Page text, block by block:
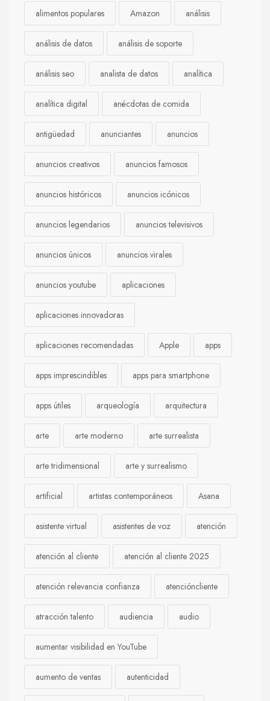
alimentos populares Amazon análisis
análisis de datos análisis de soporte
análisis seo analista de datos analítica
analítica digital anécdotas de comida
antigüedad anunciantes anuncios
anuncios creativos anuncios famosos
anuncios históricos anuncios icónicos
anuncios legendarios anuncios televisivos
anuncios únicos anuncios virales
anuncios youtube aplicaciones
aplicaciones innovadoras
aplicaciones recomendadas Apple apps
apps imprescindibles apps para smartphone
apps útiles arqueología arquitectura
arte arte moderno arte surrealista
arte tridimensional arte y surrealismo
artificial artistas contemporáneos Asana
asistente virtual asistentes de voz atención
atención al cliente atención al cliente 2025
atención relevancia confianza atencióncliente
atracción talento audiencia audio
aumentar visibilidad en YouTube
aumento de ventas autenticidad